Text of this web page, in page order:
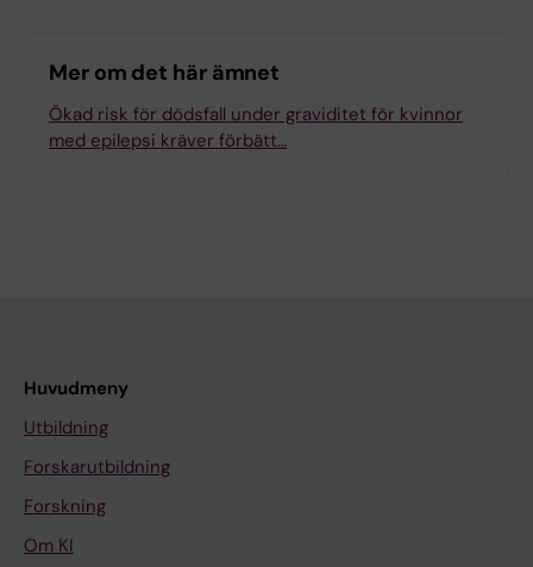
Mer om det här ämnet
Ökad risk för dödsfall under graviditet för kvinnor
med epilepsi kräver förbätt…
Huvudmeny
Utbildning
Forskarutbildning
Forskning
Om KI